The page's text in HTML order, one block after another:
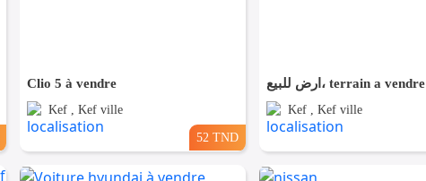
Clio 5 à vendre
Kef , Kef ville
52 TND
ارض للبيع، terrain a vendre
Kef , Kef ville